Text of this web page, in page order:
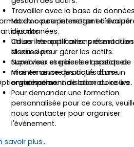
Travailler avec la base de
Maximo pour interroger et
des données.
Utiliser les applications et modules
Maximo pour gérer les actifs.
Superviser et gérer les aspects de
maintenance des actifs d'une
organisation.
du cours permettant d'évaluer
Cours interactif avec
discussions.
Nombreux exercices et pratiques.
Mise en œuvre pratique dans un
environnement de laboratoire live.
de personnalisation du cours
Pour demander une formation
personnalisée pour ce cours,
nous contacter pour organiser
l'événement.
savoir plus...